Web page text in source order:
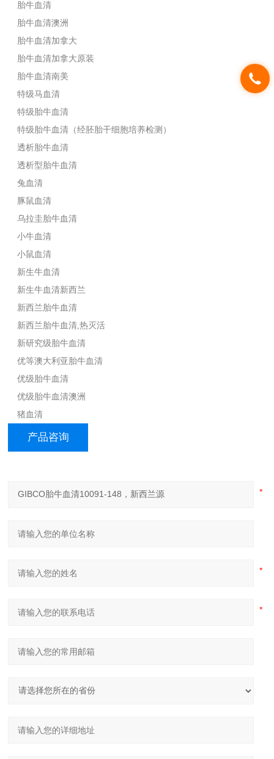
胎牛血清
胎牛血清澳洲
胎牛血清加拿大
胎牛血清加拿大原装
胎牛血清南美
特级马血清
特级胎牛血清
特级胎牛血清（经胚胎干细胞培养检测）
透析胎牛血清
透析型胎牛血清
兔血清
豚鼠血清
乌拉圭胎牛血清
小牛血清
小鼠血清
新生牛血清
新生牛血清新西兰
新西兰胎牛血清
新西兰胎牛血清,热灭活
新研究级胎牛血清
优等澳大利亚胎牛血清
优级胎牛血清
优级胎牛血清澳洲
猪血清
产品咨询